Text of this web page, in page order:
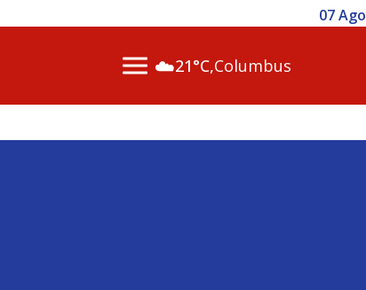
07 Ago 2026 / 14h00
☁️21°C,Columbus